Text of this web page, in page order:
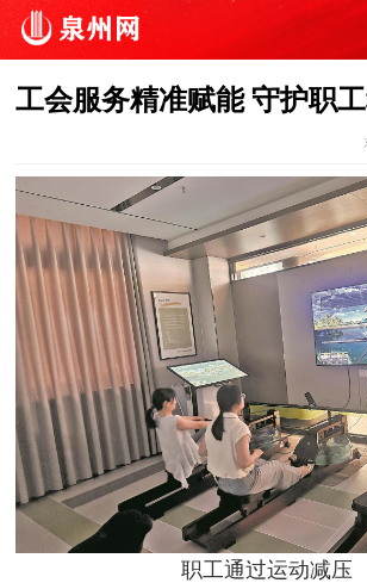
工会服务精准赋能 守护职
职工通过运动减压